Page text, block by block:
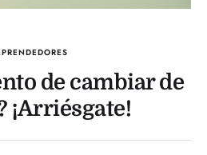
de cambiar de
¡Arriésgate!